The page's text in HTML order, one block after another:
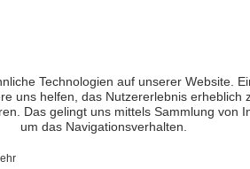
das herbstliche Törggelen in seiner
Landwirte ihre
Kaiser Josef II. zurück, der es Besitzern
ermöglichte, der Ortsbevölkerung ohne
servieren zu dürfen. Um Besucher